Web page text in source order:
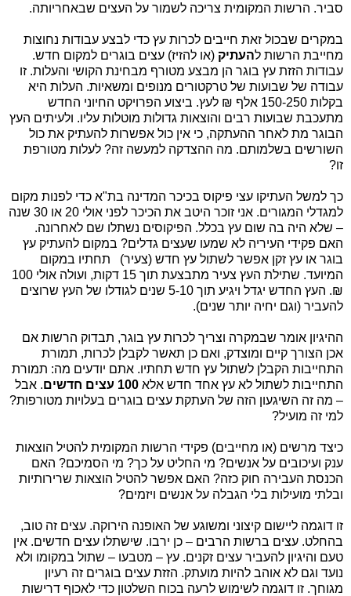
סביר. הרשות המקומית צריכה לשמור על העצים שבאחריותה.
במקרים שבכול זאת חייבים לכרות עץ כדי לבצע עבודות נחוצות
מחייבת הרשות להעתיק (או להזיז) עצים בוגרים למקום חדש.
עבודות הזזת עץ בוגר הן מבצע מטורף מבחינת הקושי והעלות. זו
עבודה של שבועות של טרקטורים מנופים ומשאיות. העלות היא
בקלות 150-250 אלף ₪ לעץ. ביצוע הפרויקט החיוני החדש
מתעכבת שבועות רבים והוצאות גדולות מוטלות עליו. ולעיתים העץ
הבוגר מת לאחר ההעתקה, כי אין כול אפשרות להעתיק את כול
השורשים בשלמותם. מה ההצדקה למעשה זה? לעלות מטורפת
זו?
כך למשל העתיקו עצי פיקוס בכיכר המדינה בת"א כדי לפנות מקום
למגדלי המגורים. אני זוכר היטב את הכיכר לפני אולי 20 או 30 שנה
– שלא היה בה שום עץ בכלל. הפיקוסים נשתלו שם לאחרונה.
האם פקידי העיריה לא שמעו שעצים גדלים? במקום להעתיק עץ
בוגר או עץ זקן אפשר לשתול עץ חדש (צעיר)
תחתיו במקום
המיועד. שתילת העץ צעיר מתבצעת תוך 15 דקות, ועולה אולי 100
₪. העץ החדש יגדל ויגיע תוך 5-10 שנים לגודלו של העץ שרוצים
להעביר (וגם יחיה יותר שנים).
ההיגיון אומר שבמקרה וצריך לכרות עץ בוגר, תבדוק הרשות אם
אכן הצורך קיים ומוצדק, ואם כן תאשר לקבלן לכרות, תמורת
התחייבות הקבלן לשתול עץ חדש תחתיו. אתם יודעים מה: תמורת
התחייבות לשתול לא עץ אחד חדש אלא 100 עצים חדשים
. אבל
– מה זה השיגעון הזה של העתקת עצים בוגרים בעלויות מטורפות?
למי זה מועיל?
כיצד מרשים (או מחייבים) פקידי הרשות המקומית להטיל הוצאות
ענק ועיכובים על אנשים? מי החליט על כך? מי הסמיכם? האם
הכנסת העבירה חוק כזה? האם אפשר להטיל הוצאות שרירותיות
ובלתי מועילות בלי הגבלה על אנשים ויזמים?
זו דוגמה ליישום קיצוני ומשוגע של האופנה הירוקה. עצים זה טוב,
בהחלט. עצים ברשות הרבים – כן ירבו. שישתלו עצים חדשים. אין
טעם והיגיון להעביר עצים זקנים. עץ – מטבעו – שתול במקומו ולא
נועד וגם לא אוהב להיות מועתק. הזזת עצים בוגרים זה רעיון
מגוחך. זו דוגמה לשימוש לרעה בכוח השלטון כדי לאכוף דרישות